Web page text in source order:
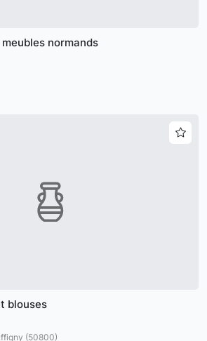
normands
blouses
(50800)